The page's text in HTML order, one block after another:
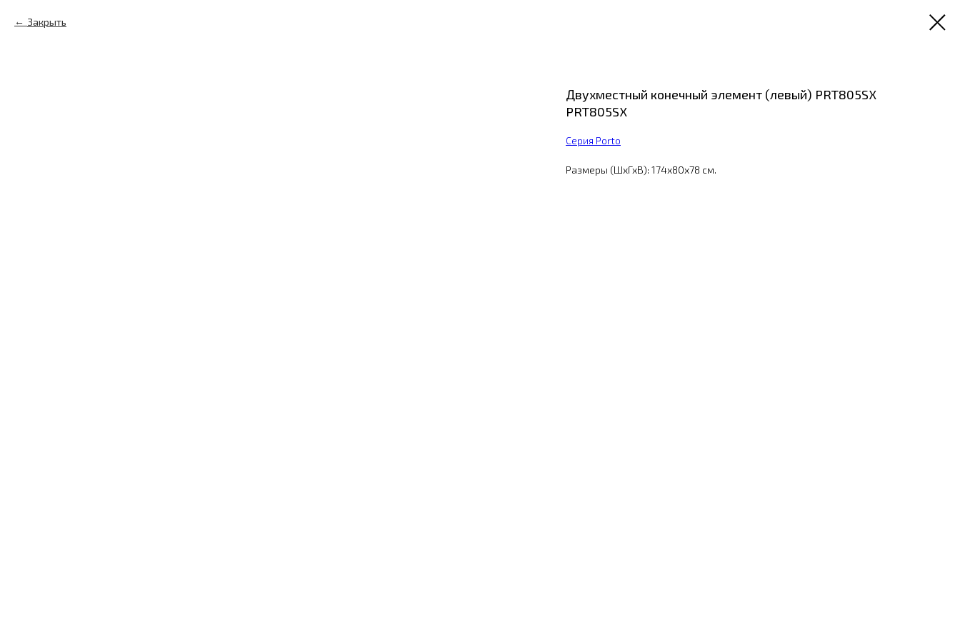
Закрыть
Двухместный конечный элемент (левый) PRT805SX
PRT805SX
Серия Porto
Размеры (ШхГхВ): 174x80x78 см.